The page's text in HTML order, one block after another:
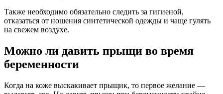
Также необходимо обязательно следить за гигиеной,
отказаться от ношения синтетической одежды и чаще гулять
на свежем воздухе.
Можно ли давить прыщи во время
беременности
Когда на коже выскакивает прыщик, то первое желание —